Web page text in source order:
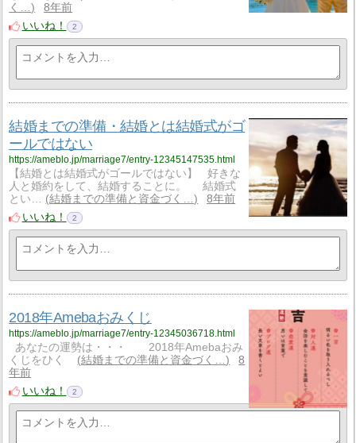
く…
8年前
いいね！
2
結婚までの準備・結婚とは結婚式がゴ
ールではない
https://ameblo.jp/marriage7/entry-12345147535.html
【結婚とは結婚式がゴールではない】 好きな
人と婚約をして、結婚することに。 結婚式
とい…
結婚までの準備と資金づく…
8年前
いいね！
2
2018年Amebaおみくじ
https://ameblo.jp/marriage7/entry-12345036718.html
あなたの運勢は・・・ 2018年Amebaおみ
くじをひく
結婚までの準備と資金づく…
8
年前
いいね！
2